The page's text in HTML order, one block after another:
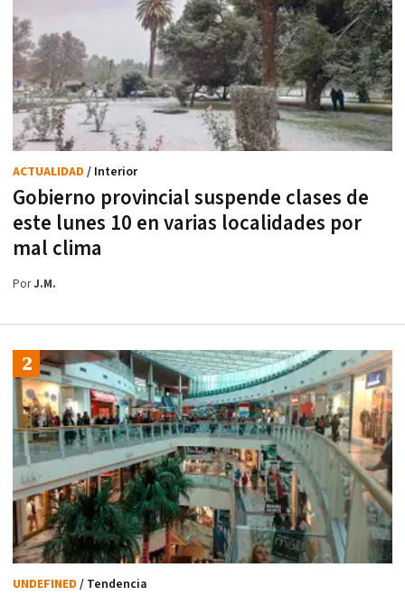
Gobierno provincial suspende clases de
este lunes 10 en varias localidades por
mal clima
ACTUALIDAD / Interior
PorJ.M.
UNDEFINED / Tendencia